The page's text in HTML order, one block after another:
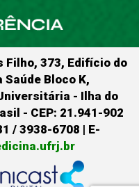
Filho, 373, Edifício do
Bloco K,
- Ilha do
- CEP: 21.941-902
/ 3938-6708 | E-